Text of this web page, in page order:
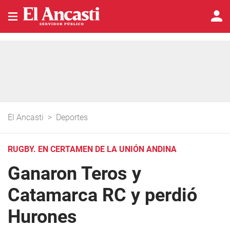
El Ancasti > Deportes
RUGBY. EN CERTAMEN DE LA UNIÓN ANDINA
Ganaron Teros y
Catamarca RC y perdió
Hurones